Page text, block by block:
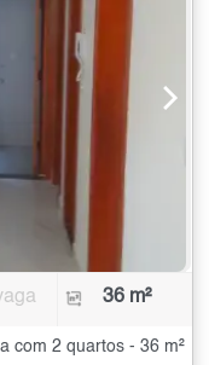
36 m²
com 2 quartos - 36 m²